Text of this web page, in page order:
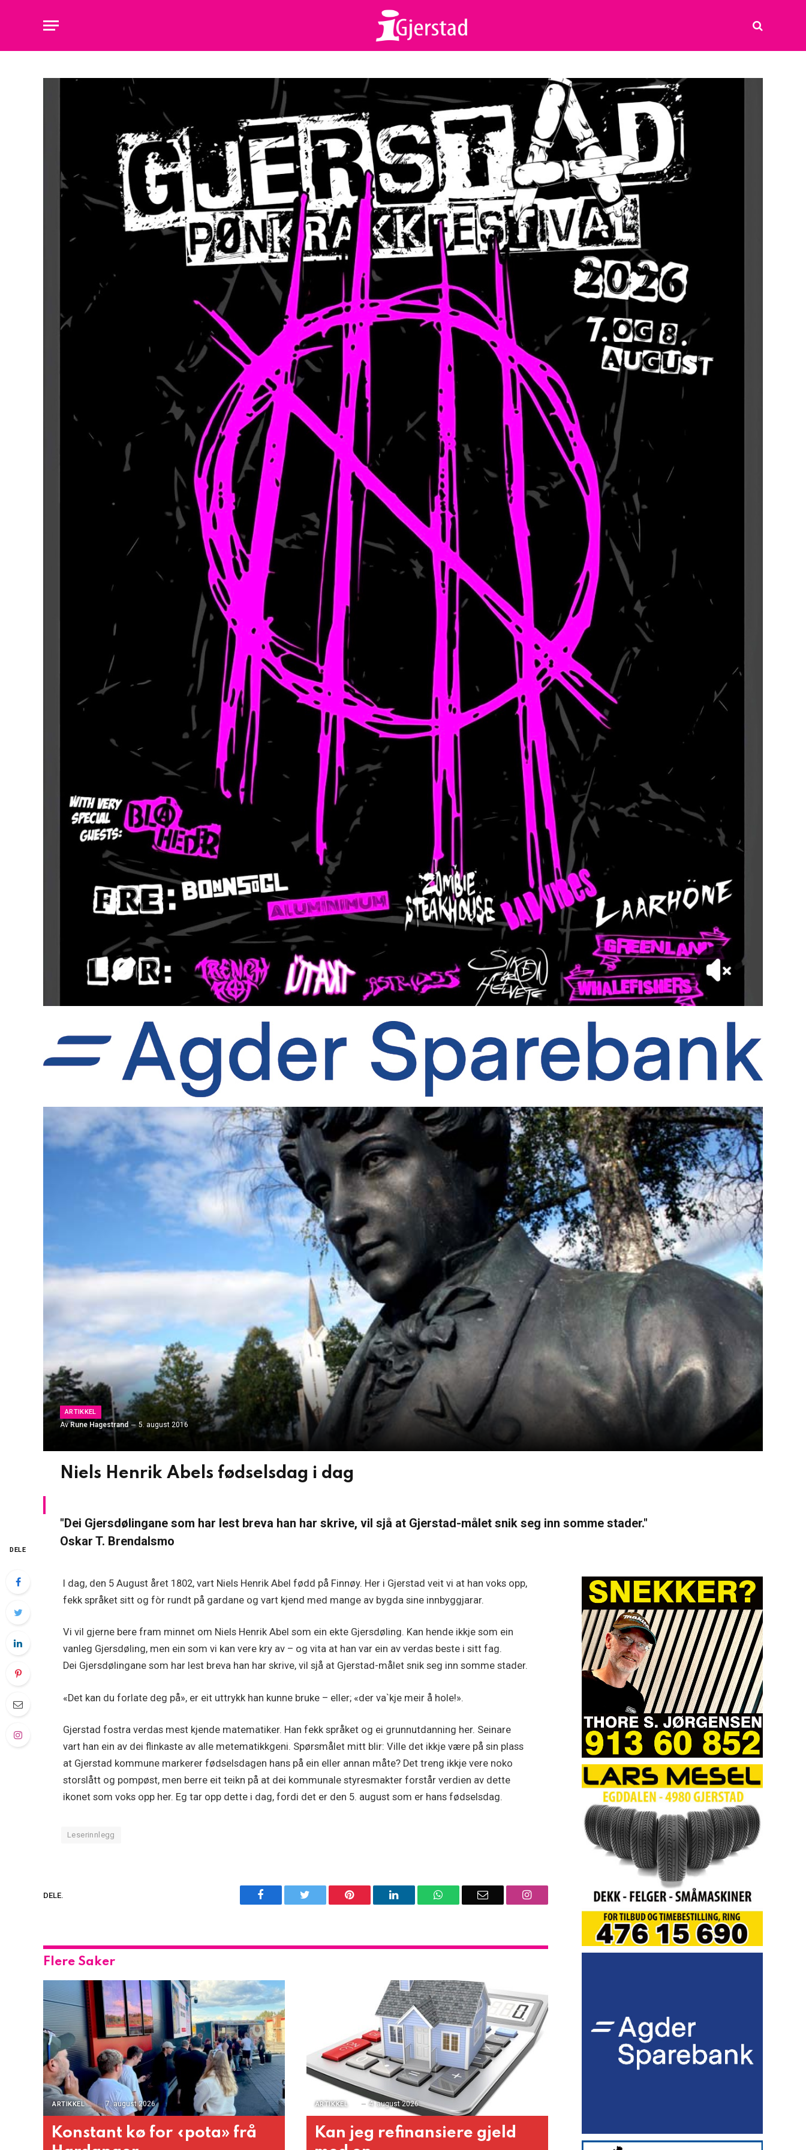
ARTIKKEL
Av Rune Hagestrand 5. august 2016
Niels Henrik Abels fødselsdag i dag
"Dei Gjersdølingane som har lest breva han har skrive, vil sjå at Gjerstad-målet snik seg inn somme stader."
Oskar T. Brendalsmo
DELE
I dag, den 5 August året 1802, vart Niels Henrik Abel fødd på Finnøy. Her i Gjerstad veit vi at han voks opp,
fekk språket sitt og fòr rundt på gardane og vart kjend med mange av bygda sine innbyggjarar.
Vi vil gjerne bere fram minnet om Niels Henrik Abel som ein ekte Gjersdøling. Kan hende ikkje som ein
vanleg Gjersdøling, men ein som vi kan vere kry av – og vita at han var ein av verdas beste i sitt fag.
Dei Gjersdølingane som har lest breva han har skrive, vil sjå at Gjerstad-målet snik seg inn somme stader.
«Det kan du forlate deg på», er eit uttrykk han kunne bruke – eller; «der va`kje meir å hole!».
Gjerstad fostra verdas mest kjende matematiker. Han fekk språket og ei grunnutdanning her. Seinare
vart han ein av dei flinkaste av alle metematikkgeni. Spørsmålet mitt blir: Ville det ikkje være på sin plass
at Gjerstad kommune markerer fødselsdagen hans på ein eller annan måte? Det treng ikkje vere noko
storslått og pompøst, men berre eit teikn på at dei kommunale styresmakter forstår verdien av dette
ikonet som voks opp her. Eg tar opp dette i dag, fordi det er den 5. august som er hans fødselsdag.
Leserinnlegg
DELE. Facebook Pinterest LinkedIn WhatsAppEmail Instagram
Flere Saker
ARTIKKEL 7. august 2026
Konstant kø for «pota» frå
ARTIKKEL 4. august 2026
Kan jeg refinansiere gjeld